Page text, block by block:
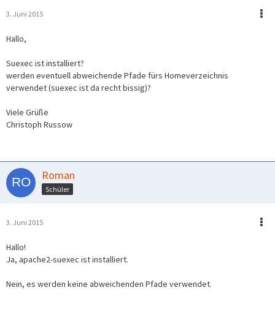
3. Juni 2015
Hallo,
Suexec ist installiert?
werden eventuell abweichende Pfade fürs Homeverzeichnis
verwendet (suexec ist da recht bissig)?
Viele Grüße
Christoph Russow
Roman
Schüler
3. Juni 2015
Hallo!
Ja, apache2-suexec ist installiert.
Nein, es werden keine abweichenden Pfade verwendet.